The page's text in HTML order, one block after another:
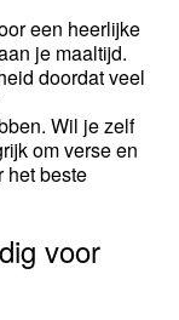
een heerlijke
je maaltijd.
doordat veel
Wil je zelf
om verse en
het beste
voor